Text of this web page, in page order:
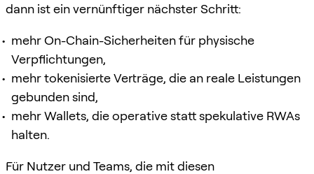
dann ist ein vernünftiger nächster Schritt:
mehr On-Chain-Sicherheiten für physische
Verpflichtungen,
mehr tokenisierte Verträge, die an reale Leistungen
gebunden sind,
mehr Wallets, die operative statt spekulative RWAs
halten.
Für Nutzer und Teams, die mit diesen